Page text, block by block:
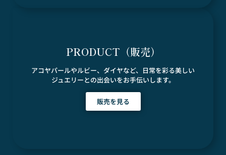
PRODUCT（販売）
アコヤパールやルビー、ダイヤなど、日常を彩る美しい
ジュエリーとの出会いをお手伝いします。
販売を見る